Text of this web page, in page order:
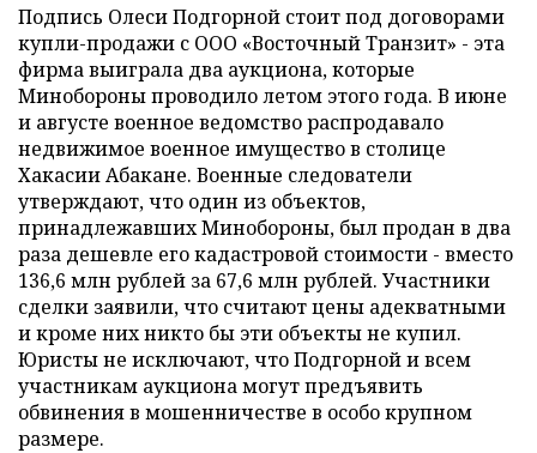
Подпись Олеси Подгорной стоит под договорами
купли-продажи с ООО «Восточный Транзит» - эта
фирма выиграла два аукциона, которые
Минобороны проводило летом этого года. В июне
и августе военное ведомство распродавало
недвижимое военное имущество в столице
Хакасии Абакане. Военные следователи
утверждают, что один из объектов,
принадлежавших Минобороны, был продан в два
раза дешевле его кадастровой стоимости - вместо
136,6 млн рублей за 67,6 млн рублей. Участники
сделки заявили, что считают цены адекватными
и кроме них никто бы эти объекты не купил.
Юристы не исключают, что Подгорной и всем
участникам аукциона могут предъявить
обвинения в мошенничестве в особо крупном
размере.